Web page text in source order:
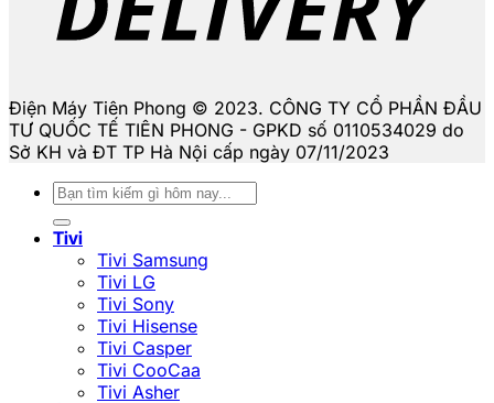
Điện Máy Tiên Phong © 2023. CÔNG TY CỔ PHẦN ĐẦU
TƯ QUỐC TẾ TIÊN PHONG - GPKD số 0110534029 do
Sở KH và ĐT TP Hà Nội cấp ngày 07/11/2023
Tìm
kiếm:
Tivi
Tivi Samsung
Tivi LG
Tivi Sony
Tivi Hisense
Tivi Casper
Tivi CooCaa
Tivi Asher